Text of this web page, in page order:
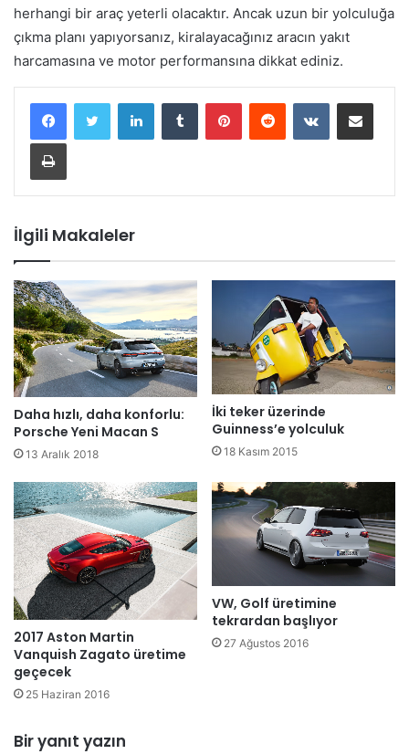
herhangi bir araç yeterli olacaktır. Ancak uzun bir yolculuğa
çıkma planı yapıyorsanız, kiralayacağınız aracın yakıt
harcamasına ve motor performansına dikkat ediniz.
İlgili Makaleler
Daha hızlı, daha konforlu:
Porsche Yeni Macan S
13 Aralık 2018
İki teker üzerinde
Guinness’e yolculuk
18 Kasım 2015
2017 Aston Martin
Vanquish Zagato üretime
geçecek
25 Haziran 2016
VW, Golf üretimine
tekrardan başlıyor
27 Ağustos 2016
Bir yanıt yazın